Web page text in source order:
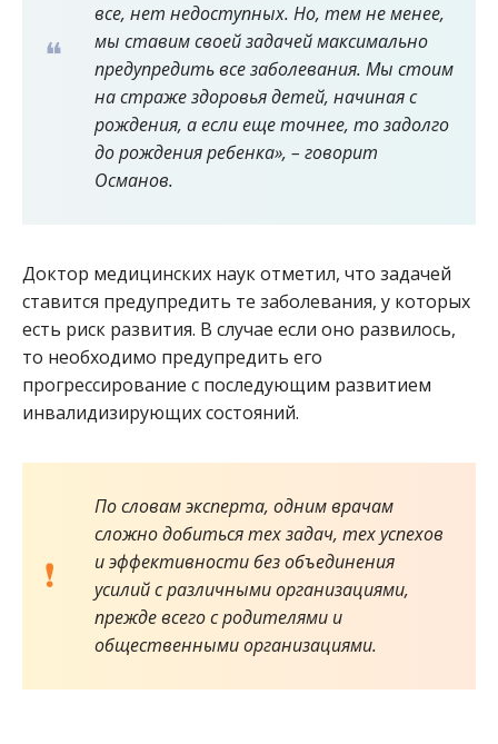
все, нет недоступных. Но, тем не менее,
мы ставим своей задачей максимально
предупредить все заболевания. Мы стоим
на страже здоровья детей, начиная с
рождения, а если еще точнее, то задолго
до рождения ребенка», – говорит
Османов.
Доктор медицинских наук отметил, что задачей
ставится предупредить те заболевания, у которых
есть риск развития. В случае если оно развилось,
то необходимо предупредить его
прогрессирование с последующим развитием
инвалидизирующих состояний.
По словам эксперта, одним врачам
сложно добиться тех задач, тех успехов
и эффективности без объединения
усилий с различными организациями,
прежде всего с родителями и
общественными организациями.